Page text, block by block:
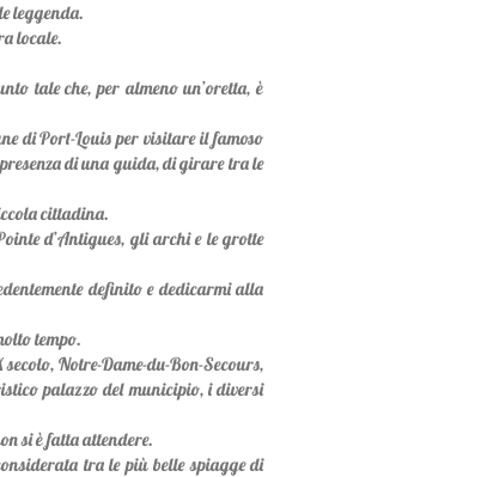
leggenda.
locale.
tale che, per almeno un’oretta, è
di Port-Louis per visitare il famoso
di una guida, di girare tra le
cittadina.
d’Antigues, gli archi e le grotte
definito e dedicarmi alla
tempo.
Notre-Dame-du-Bon-Secours,
palazzo del municipio, i diversi
si è fatta attendere.
tra le più belle spiagge di